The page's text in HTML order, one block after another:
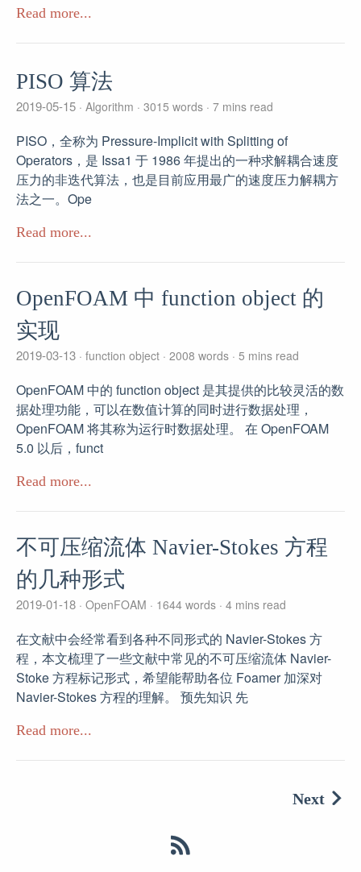
Read more...
PISO 算法
2019-05-15 Algorithm 3015 words 7 mins read
PISO，全称为 Pressure-Implicit with Splitting of
Operators，是 Issa1 于 1986 年提出的一种求解耦合速度
压力的非迭代算法，也是目前应用最广的速度压力解耦方
法之一。Ope
Read more...
OpenFOAM 中 function object 的
实现
2019-03-13 function object 2008 words 5 mins read
OpenFOAM 中的 function object 是其提供的比较灵活的数
据处理功能，可以在数值计算的同时进行数据处理，
OpenFOAM 将其称为运行时数据处理。 在 OpenFOAM
5.0 以后，funct
Read more...
不可压缩流体 Navier-Stokes 方程
的几种形式
2019-01-18 OpenFOAM 1644 words 4 mins read
在文献中会经常看到各种不同形式的 Navier-Stokes 方
程，本文梳理了一些文献中常见的不可压缩流体 Navier-
Stoke 方程标记形式，希望能帮助各位 Foamer 加深对
Navier-Stokes 方程的理解。 预先知识 先
Read more...
Next